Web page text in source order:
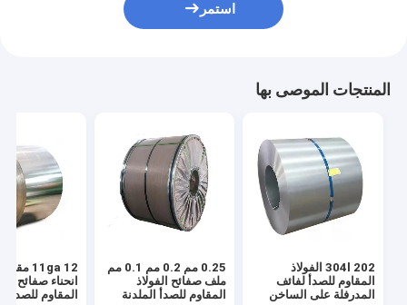
استمر
المنتجات الموصى بها
304l 202 الفولاذ
المقاوم للصدأ لفائف
المدرفلة على الساخن
0.25 مم 0.2 مم 0.1 مم
ملف صفائح الفولاذ
المقاوم للصدأ الملدنة
انحناء صفائح